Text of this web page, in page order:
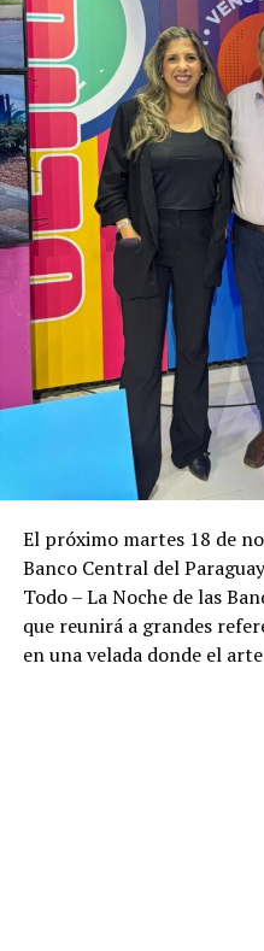
El próximo martes 18 de
Banco Central del
Todo – La Noche de las
que reunirá a grandes
en una velada donde el